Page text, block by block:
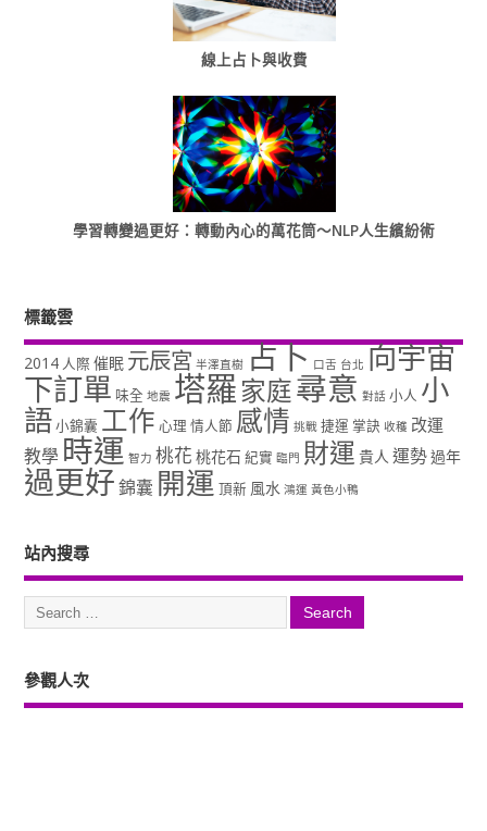
線上占卜與收費
學習轉變過更好：轉動內心的萬花筒～NLP人生繽紛術
標籤雲
2014 人際 催眠 元辰宮 半澤直樹 占卜 口舌 台北 向宇宙
下訂單 味全 地震 塔羅家庭尋意 對話 小人 小
語小錦囊 工作 心理 情人節 感情 挑戰 捷運 掌訣 收穫 改運
教學 時運 智力 桃花 桃花石 紀實 臨門 財運 貴人 運勢過年
過更好錦囊 開運 頂新 風水 鴻運 黃色小鴨
站內搜尋
參觀人次